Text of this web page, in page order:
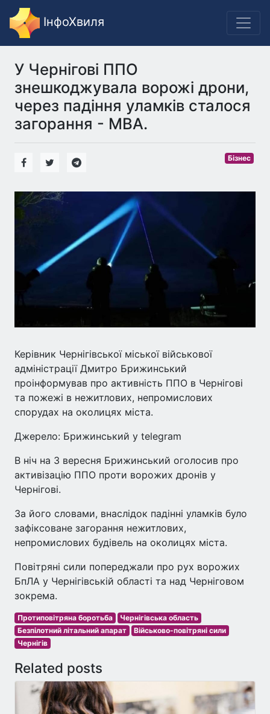
ІнфоХвиля
У Чернігові ППО
знешкоджувала ворожі дрони,
через падіння уламків сталося
загорання - МВА.
Бізнес
Керівник Чернігівської міської військової
адміністрації Дмитро Брижинський
проінформував про активність ППО в Чернігові
та пожежі в нежитлових, непромислових
спорудах на околицях міста.
Джерело: Брижинський у telegram
В ніч на 3 вересня Брижинський оголосив про
активізацію ППО проти ворожих дронів у
Чернігові.
За його словами, внаслідок падінні уламків було
зафіксоване загорання нежитлових,
непромислових будівель на околицях міста.
Повітряні сили попереджали про рух ворожих
БпЛА у Чернігівській області та над Черніговом
зокрема.
Протиповітряна боротьба
Чернігівська область
Безпілотний літальний апарат
Військово-повітряні сили
Чернігів
Related posts